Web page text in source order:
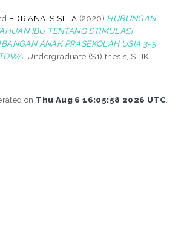
EDRIANA, SISILIA (2020) HUBUNGAN
IBU TENTANG STIMULASI
ANAK PRASEKOLAH USIA 3-5
Undergraduate (S1) thesis, STIK
on Thu Aug 6 16:05:58 2026 UTC.